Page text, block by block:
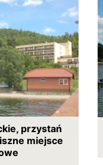
przystań
miejsce